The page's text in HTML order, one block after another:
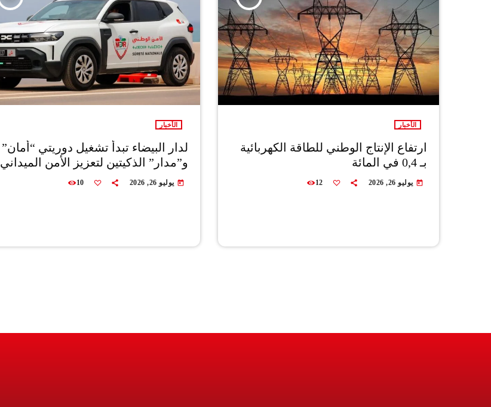
الأخبار
ارتفاع الإنتاج الوطني للطاقة الكهربائية
بـ 0,4 في المائة
today يوليو 26, 2026 12
الأخبار
لدار البيضاء تبدأ تشغيل دوريتي “أمان”
و”مدار” الذكيتين لتعزيز الأمن الميداني
today يوليو 26, 2026 10